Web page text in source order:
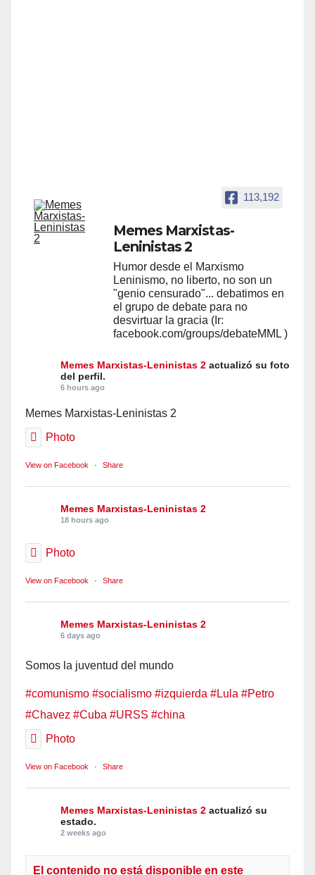
113,192
Memes Marxistas-
Leninistas 2
Humor desde el Marxismo
Leninismo, no liberto, no son un
"genio censurado"... debatimos en
el grupo de debate para no
desvirtuar la gracia (Ir:
facebook.com/groups/debateMML )
Memes Marxistas-Leninistas 2 actualizó su foto
del perfil.
6 hours ago
Memes Marxistas-Leninistas 2
Photo
View on Facebook · Share
Memes Marxistas-Leninistas 2
18 hours ago
Photo
View on Facebook · Share
Memes Marxistas-Leninistas 2
6 days ago
Somos la juventud del mundo
#comunismo #socialismo #izquierda #Lula #Petro
#Chavez #Cuba #URSS #china
Photo
View on Facebook · Share
Memes Marxistas-Leninistas 2 actualizó su
estado.
2 weeks ago
El contenido no está disponible en este